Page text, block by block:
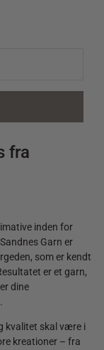
fra
inden for
Garn er
som er kendt
er et garn,
dine
kvalitet skal være i
kreationer – fra